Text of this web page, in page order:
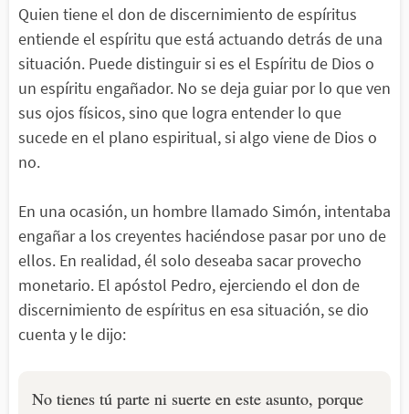
Quien tiene el don de discernimiento de espíritus
entiende el espíritu que está actuando detrás de una
situación. Puede distinguir si es el Espíritu de Dios o
un espíritu engañador. No se deja guiar por lo que ven
sus ojos físicos, sino que logra entender lo que
sucede en el plano espiritual, si algo viene de Dios o
no.
En una ocasión, un hombre llamado Simón, intentaba
engañar a los creyentes haciéndose pasar por uno de
ellos. En realidad, él solo deseaba sacar provecho
monetario. El apóstol Pedro, ejerciendo el don de
discernimiento de espíritus en esa situación, se dio
cuenta y le dijo:
No tienes tú parte ni suerte en este asunto, porque